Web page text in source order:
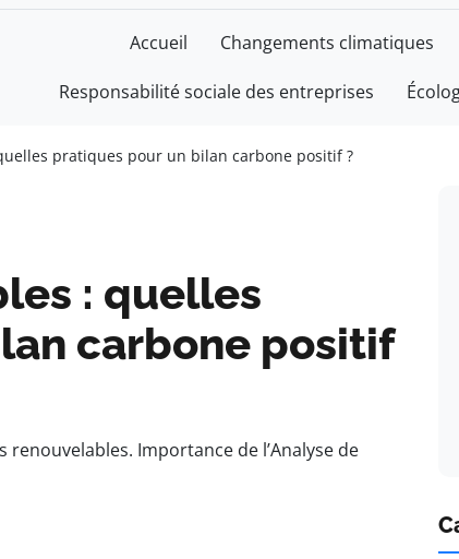
Accueil Changements climatiques
Responsabilité sociale des entreprises
pratiques pour un bilan carbone positif ?
: quelles
carbone positif
renouvelables. Importance de l’Analyse de